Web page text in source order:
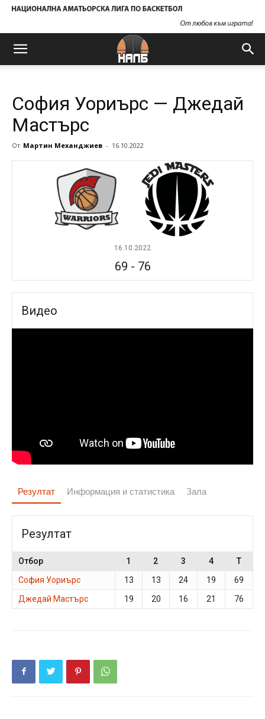
София Уориърс — Джедай
Мастърс
От Мартин Механджиев - 16.10.2022
16.10.2022
69 - 76
Видео
Резултат Информация и статистика Зала
Резултат
Отбор 1 2 3 4
T
София Уориърс
13 13 24 19
69
Джедай Мастърс
19 20 16 21 76